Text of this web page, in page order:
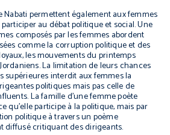
Nabati permettent également aux femmes
au débat politique et social. Une
composés par les femmes abordent
comme la corruption politique et des
les mouvements du printemps
La limitation de leurs chances
supérieures interdit aux femmes la
politiques mais pas celle de
La famille d’une femme poète
qu’elle participe à la politique, mais par
politique à travers un poème
diffusé critiquant des dirigeants.